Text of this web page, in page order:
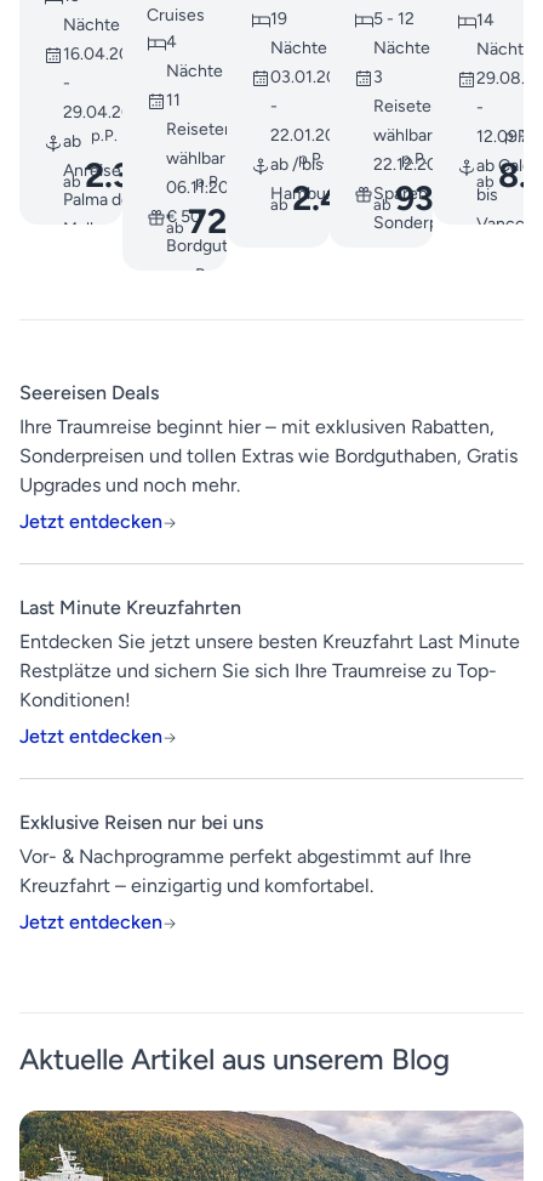
Hamburg
Nächte
16.04.2027
-
29.04.2027
ab
Anreise -
Palma de
Mallorca
Vorprogramm
Ermäßigung €
200
p.P.
ab2.379€
Cruises
4
Nächte
11
Reisetermine
wählbar ab
06.11.2026
€ 50
Bordguthaben
pro Person
p.P.
ab725
19
Nächte
03.01.2027
-
22.01.2027
ab / bis
Hamburg
p.P.
ab2.499€
dem
Rhein
5 - 12
Nächte
3
Reisetermine
wählbar ab
22.12.2026
Sparen Sie mit
Sonderpreisen
p.P.
ab938
14
Nächte
-
ab
bis
inkl.
Zugfahrt
p.P.
ab
Seereisen Deals
Ihre Traumreise beginnt hier – mit exklusiven Rabatten,
Sonderpreisen und tollen Extras wie Bordguthaben, Gratis
Upgrades und noch mehr.
Jetzt entdecken
Last Minute Kreuzfahrten
Entdecken Sie jetzt unsere besten Kreuzfahrt Last Minute
Restplätze und sichern Sie sich Ihre Traumreise zu Top-
Konditionen!
Jetzt entdecken
Exklusive Reisen nur bei uns
Vor- & Nachprogramme perfekt abgestimmt auf Ihre
Kreuzfahrt – einzigartig und komfortabel.
Jetzt entdecken
Aktuelle Artikel aus unserem Blog